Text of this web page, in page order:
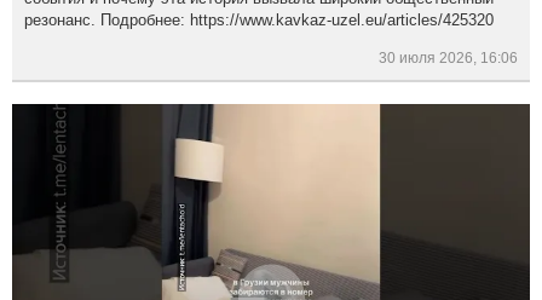
резонанс. Подробнее: https://www.kavkaz-uzel.eu/articles/425320
30 июля 2026, 16:06